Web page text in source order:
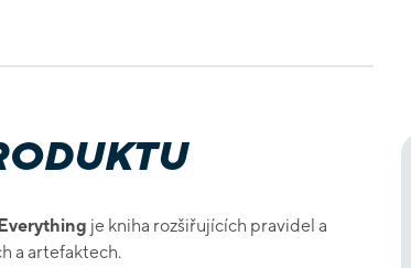
je kniha rozšiřujících pravidel a
a artefaktech.